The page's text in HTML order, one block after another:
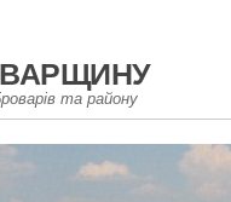
та району